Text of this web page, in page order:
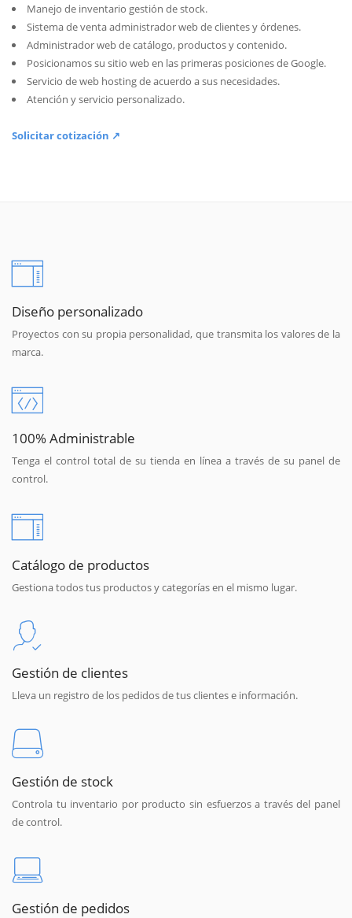
Manejo de inventario gestión de stock.
Sistema de venta administrador web de clientes y órdenes.
Administrador web de catálogo, productos y contenido.
Posicionamos su sitio web en las primeras posiciones de Google.
Servicio de web hosting de acuerdo a sus necesidades.
Atención y servicio personalizado.
Solicitar cotización ↗
Diseño personalizado
Proyectos con su propia personalidad, que transmita los valores de la
marca.
100% Administrable
Tenga el control total de su tienda en línea a través de su panel de
control.
Catálogo de productos
Gestiona todos tus productos y categorías en el mismo lugar.
Gestión de clientes
Lleva un registro de los pedidos de tus clientes e información.
Gestión de stock
Controla tu inventario por producto sin esfuerzos a través del panel
de control.
Gestión de pedidos